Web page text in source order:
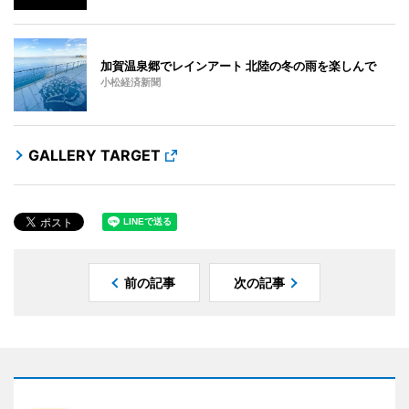
加賀温泉郷でレインアート 北陸の冬の雨を楽しんで
小松経済新聞
GALLERY TARGET
前の記事 次の記事